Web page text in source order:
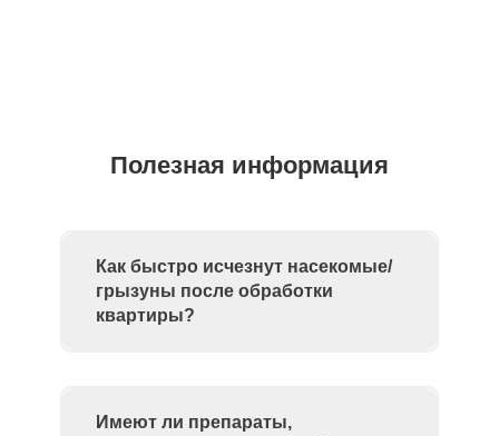
Полезная информация
Как быстро исчезнут насекомые/
грызуны после обработки
квартиры?
Имеют ли препараты,